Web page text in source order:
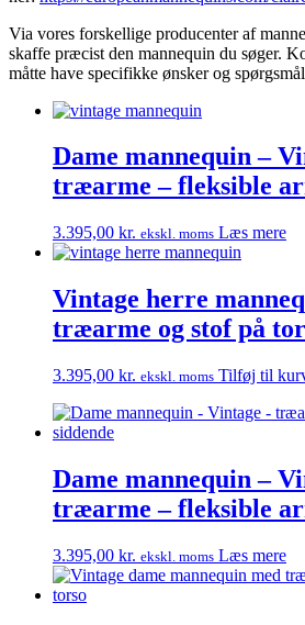
Via vores forskellige producenter af
skaffe præcist den mannequin du søger.
måtte have specifikke ønsker og
Dame mannequin –
træarme – fleksible
3.395,00 kr. ekskl. moms Læs mere
Vintage herre
træarme og stof på
3.395,00 kr. ekskl. moms Tilføj til
Dame mannequin –
træarme – fleksible
3.395,00 kr. ekskl. moms Læs mere